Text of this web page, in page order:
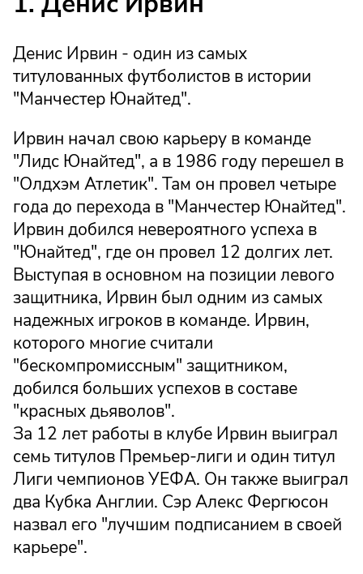
Денис Ирвин - один из самых
титулованных футболистов в истории
"Манчестер Юнайтед".
Ирвин начал свою карьеру в команде
"Лидс Юнайтед", а в 1986 году перешел в
"Олдхэм Атлетик". Там он провел четыре
года до перехода в "Манчестер Юнайтед".
Ирвин добился невероятного успеха в
"Юнайтед", где он провел 12 долгих лет.
Выступая в основном на позиции левого
защитника, Ирвин был одним из самых
надежных игроков в команде. Ирвин,
которого многие считали
"бескомпромиссным" защитником,
добился больших успехов в составе
"красных дьяволов".
За 12 лет работы в клубе Ирвин выиграл
семь титулов Премьер-лиги и один титул
Лиги чемпионов УЕФА. Он также выиграл
два Кубка Англии. Сэр Алекс Фергюсон
назвал его "лучшим подписанием в своей
карьере".